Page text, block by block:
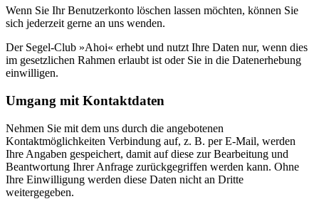
Wenn Sie Ihr Benutzerkonto löschen lassen möchten, können Sie
sich jederzeit gerne an uns wenden.
Der Segel-Club »Ahoi« erhebt und nutzt Ihre Daten nur, wenn dies
im gesetzlichen Rahmen erlaubt ist oder Sie in die Datenerhebung
einwilligen.
Umgang mit Kontaktdaten
Nehmen Sie mit dem uns durch die angebotenen
Kontaktmöglichkeiten Verbindung auf, z. B. per E-Mail, werden
Ihre Angaben gespeichert, damit auf diese zur Bearbeitung und
Beantwortung Ihrer Anfrage zurückgegriffen werden kann. Ohne
Ihre Einwilligung werden diese Daten nicht an Dritte
weitergegeben.